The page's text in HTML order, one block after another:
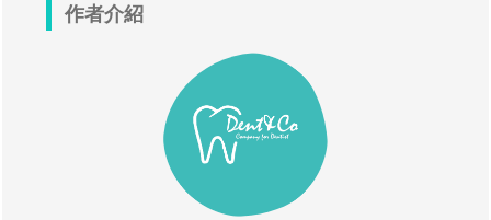
作者介紹